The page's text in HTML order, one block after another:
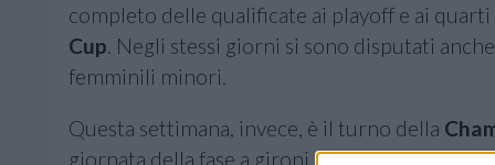
completo delle qualificate ai playoff e ai
Cup. Negli stessi giorni si sono disputati
femminili minori.
Questa settimana, invece, è il turno della
giornata della fase a gironi, un passaggio